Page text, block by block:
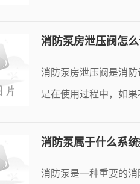
消防泵房泄压阀怎
消防泵房泄压阀是消
是在使用过程中，如
消防泵属于什么系
消防泵是一种重要的